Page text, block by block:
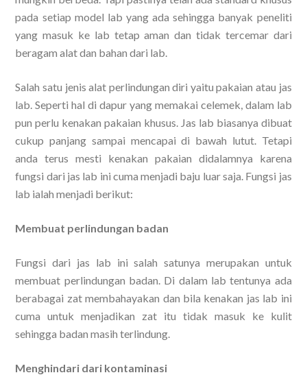
pada setiap model lab yang ada sehingga banyak peneliti
yang masuk ke lab tetap aman dan tidak tercemar dari
beragam alat dan bahan dari lab.
Salah satu jenis alat perlindungan diri yaitu pakaian atau jas
lab. Seperti hal di dapur yang memakai celemek, dalam lab
pun perlu kenakan pakaian khusus. Jas lab biasanya dibuat
cukup panjang sampai mencapai di bawah lutut. Tetapi
anda terus mesti kenakan pakaian didalamnya karena
fungsi dari jas lab ini cuma menjadi baju luar saja. Fungsi jas
lab ialah menjadi berikut:
Membuat perlindungan badan
Fungsi dari jas lab ini salah satunya merupakan untuk
membuat perlindungan badan. Di dalam lab tentunya ada
berabagai zat membahayakan dan bila kenakan jas lab ini
cuma untuk menjadikan zat itu tidak masuk ke kulit
sehingga badan masih terlindung.
Menghindari dari kontaminasi